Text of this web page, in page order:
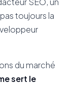
toujours la
du marché
sert le